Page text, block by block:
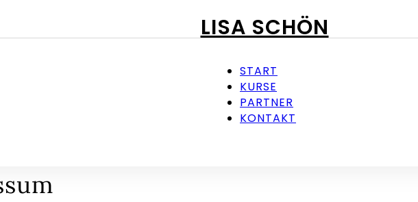
LISA SCHÖN
START
KURSE
PARTNER
KONTAKT